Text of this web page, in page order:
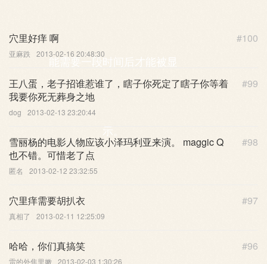
能需要一段时间后才能被显
示。
#100
穴里好痒 啊
亚麻跌 2013-02-16 20:48:30
#99
王八蛋，老子招谁惹谁了，瞎子你死定了瞎子你等着
我要你死无葬身之地
dog 2013-02-13 23:20:44
#98
雪丽杨的电影人物应该小泽玛利亚来演。 maggic Q
也不错。可惜老了点
匿名 2013-02-12 23:32:55
#97
穴里痒需要胡扒衣
真相了 2013-02-11 12:25:09
#96
哈哈，你们真搞笑
雷的外焦里嫩 2013-02-03 1:30:26